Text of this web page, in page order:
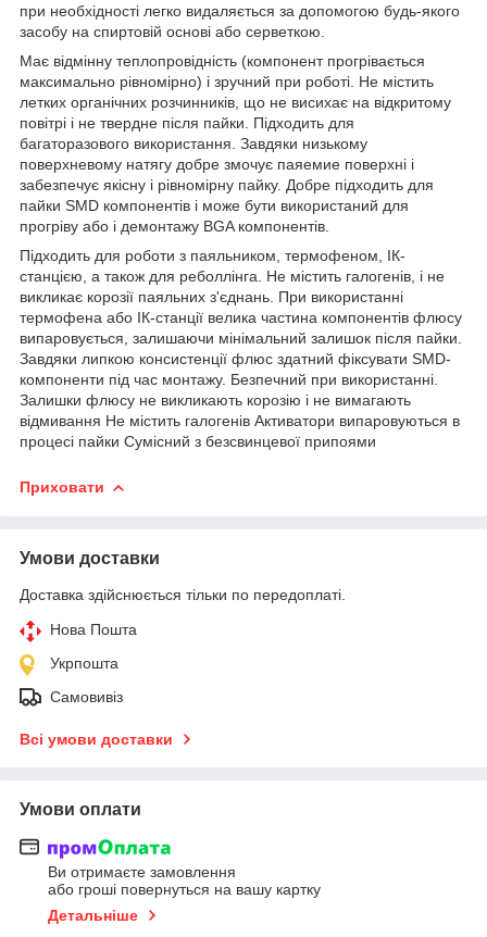
при необхідності легко видаляється за допомогою будь-якого
засобу на спиртовій основі або серветкою.
Має відмінну теплопровідність (компонент прогрівається
максимально рівномірно) і зручний при роботі. Не містить
летких органічних розчинників, що не висихає на відкритому
повітрі і не твердне після пайки. Підходить для
багаторазового використання. Завдяки низькому
поверхневому натягу добре змочує паяемие поверхні і
забезпечує якісну і рівномірну пайку. Добре підходить для
пайки SMD компонентів і може бути використаний для
прогріву або і демонтажу BGA компонентів.
Підходить для роботи з паяльником, термофеном, ІК-
станцією, а також для реболлінга. Не містить галогенів, і не
викликає корозії паяльних з'єднань. При використанні
термофена або ІК-станції велика частина компонентів флюсу
випаровується, залишаючи мінімальний залишок після пайки.
Завдяки липкою консистенції флюс здатний фіксувати SMD-
компоненти під час монтажу. Безпечний при використанні.
Залишки флюсу не викликають корозію і не вимагають
відмивання Не містить галогенів Активатори випаровуються в
процесі пайки Сумісний з безсвинцевої припоями
Приховати
Умови доставки
Доставка здійснюється тільки по передоплаті.
Нова Пошта
Укрпошта
Самовивіз
Всі умови доставки
Умови оплати
Ви отримаєте замовлення
або гроші повернуться на вашу картку
Детальніше